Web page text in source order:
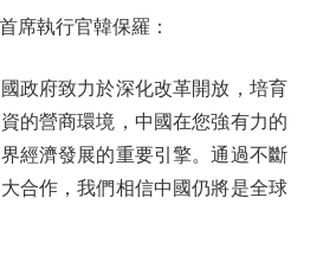
執行官韓保羅：
府致力於深化改革開放，培育
的營商環境，中國在您強有力的
經濟發展的重要引擎。通過不斷
合作，我們相信中國仍將是全球